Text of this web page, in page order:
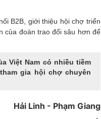
B2B, giới thiệu hội chợ triển
của đoàn trao đổi sâu hơn để
Việt Nam có nhiều tiềm
gia hội chợ chuyên
Hải Linh - Phạm Giang